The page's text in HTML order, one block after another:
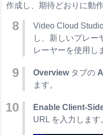
作成し、期待どおりに動
Video Cloud
し、新しいプレー
レーヤーを使用し
Overviewタブの
ます。
Enable Client-
URL を入力します